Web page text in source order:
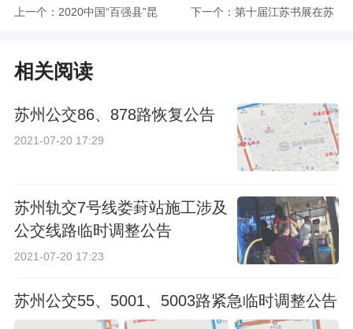
上一个： 2020中国“百强县”昆 下一个： 第十届江苏书展在苏
相关阅读
苏州公交86、878路恢复公告
2021-07-20 17:29
苏州轨交7号线娄葑站施工涉及
公交线路临时调整公告
2021-07-20 17:23
苏州公交55、5001、5003路紧急临时调整公告